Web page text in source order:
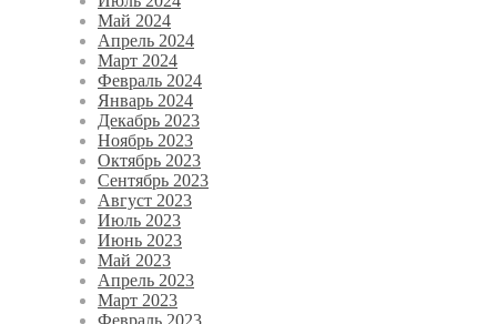
Май 2024
Апрель 2024
Март 2024
Февраль 2024
Январь 2024
Декабрь 2023
Ноябрь 2023
Октябрь 2023
Сентябрь 2023
Август 2023
Июль 2023
Июнь 2023
Май 2023
Апрель 2023
Март 2023
Февраль 2023